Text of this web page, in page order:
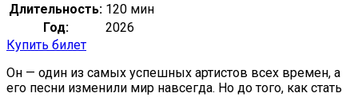
Длительность: 120 мин
Год:
2026
Купить билет
Он — один из самых успешных артистов всех времен, а
его песни изменили мир навсегда. Но до того, как стать